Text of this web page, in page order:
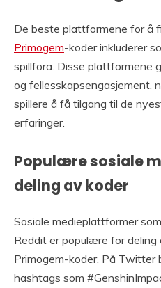
De beste plattformene for å
Primogem-koder inkluderer
spillfora. Disse plattformene
og fellesskapsengasjement,
spillere å få tilgang til de
erfaringer.
Populære sosiale
deling av koder
Sosiale medieplattformer
Reddit er populære for deling
Primogem-koder. På Twitter
hashtags som